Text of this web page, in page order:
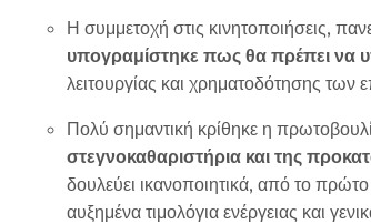
Η συμμετοχή στις κινητοποιήσεις,
υπογραμίστηκε πως θα πρέπει να
λειτουργίας και χρηματοδότησης των
Πολύ σημαντική κρίθηκε η
στεγνοκαθαριστήρια και της
δουλεύει ικανοποιητικά, από το
αυξημένα τιμολόγια ενέργειας και